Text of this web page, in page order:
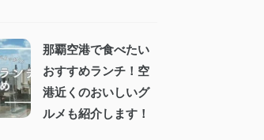
那覇空港で食べたい
おすすめランチ！空
港近くのおいしいグ
ルメも紹介します！